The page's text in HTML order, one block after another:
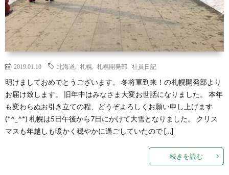
2019.01.10 北海道 札幌 札幌開発部 社員日記
明けましておめでとうございます。 冬将軍到来！の札幌開発部より
お届け致します。 旧年中はみなさま大変お世話になりました。 本年
も変わらぬお引き立ての程、どうぞよろしくお願い申し上げます
(*^_^*) 札幌は5日午後から7日にかけて大雪となりました。 クリス
マスも年越しも暖かく穏やかに過ごしていたので […]
続きを読む